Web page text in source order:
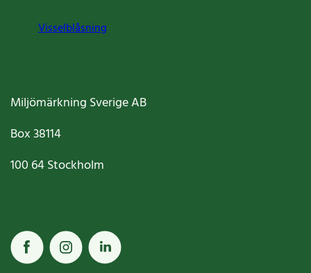
Visselblåsning
Miljömärkning Sverige AB
Box38114
100 64Stockholm